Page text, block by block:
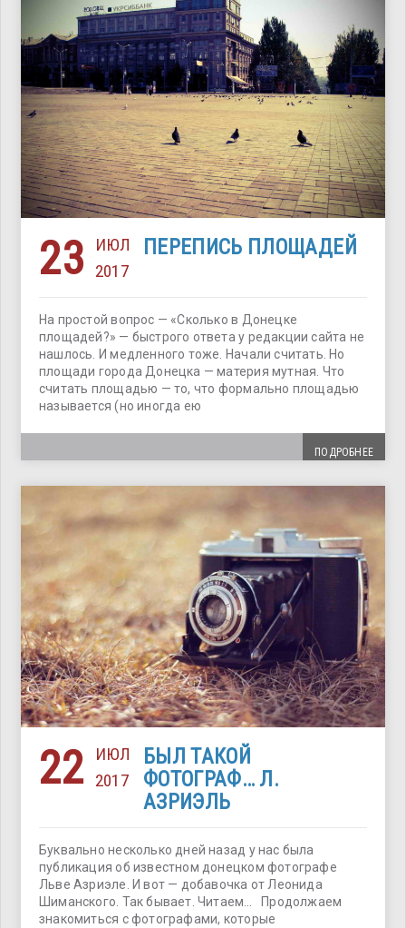
23
ИЮЛ
2017
ПЕРЕПИСЬ ПЛОЩАДЕЙ
На простой вопрос — «Сколько в Донецке
площадей?» — быстрого ответа у редакции сайта не
нашлось. И медленного тоже. Начали считать. Но
площади города Донецка — материя мутная. Что
считать площадью — то, что формально площадью
называется (но иногда ею
ПОДРОБНЕЕ
22
ИЮЛ
2017
БЫЛ ТАКОЙ
ФОТОГРАФ… Л.
АЗРИЭЛЬ
Буквально несколько дней назад у нас была
публикация об известном донецком фотографе
Льве Азриэле. И вот — добавочка от Леонида
Шиманского. Так бывает. Читаем… Продолжаем
знакомиться с фотографами, которые